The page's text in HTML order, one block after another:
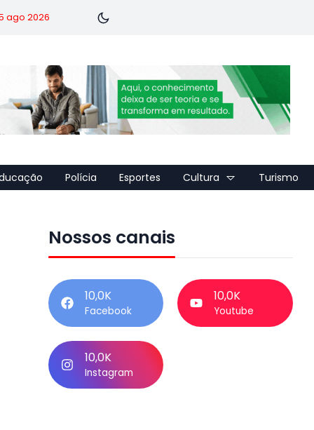
ago 2026
Polícia Esportes Cultura Turismo
Nossos canais
10,0K
Facebook
10,0K
Youtube
10,0K
Instagram